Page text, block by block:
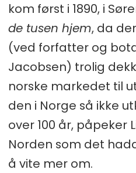
kom først i 1890, i
de tusen hjem, da
(ved forfatter og
Jacobsen) trolig
norske markedet til
den i Norge så ikke
over 100 år, påpeker
Norden som det
å vite mer om.